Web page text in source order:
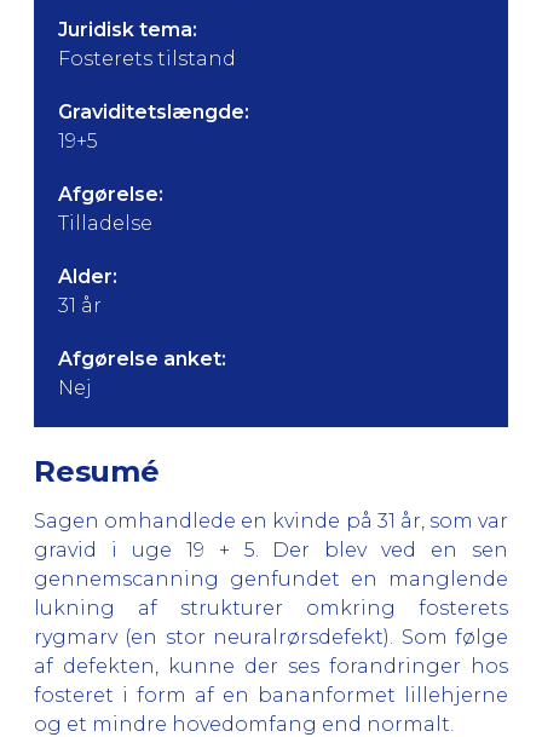
Juridisk tema:
Fosterets tilstand
Graviditetslængde:
19+5
Afgørelse:
Tilladelse
Alder:
31 år
Afgørelse anket:
Nej
Resumé
Sagen omhandlede en kvinde på 31 år, som var
gravid i uge 19 + 5. Der blev ved en sen
gennemscanning genfundet en manglende
lukning af strukturer omkring fosterets
rygmarv (en stor neuralrørsdefekt). Som følge
af defekten, kunne der ses forandringer hos
fosteret i form af en bananformet lillehjerne
og et mindre hovedomfang end normalt.